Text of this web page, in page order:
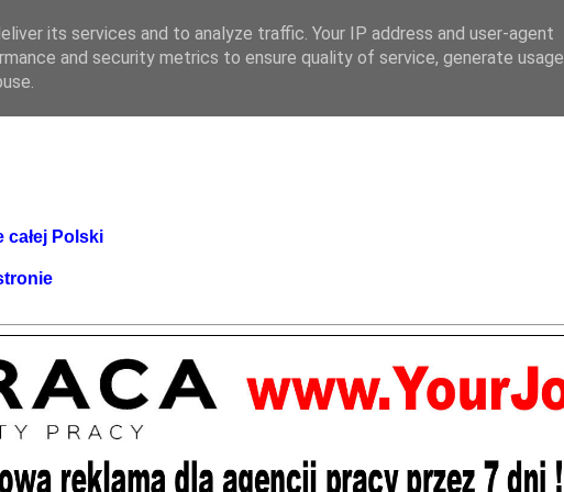
Polski
its services and to analyze traffic. Your IP address and user-agent
and security metrics to ensure quality of service, generate usage